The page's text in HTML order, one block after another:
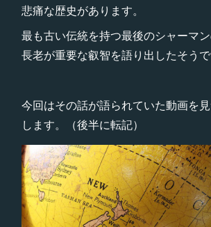
悲痛な歴史があります。
最も古い伝統を持つ最後のシャーマ
長老が重要な叡智を語り出したそうで
今回はその話が語られていた動画を
します。（後半に転記）